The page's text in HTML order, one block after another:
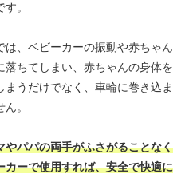
。
、ベビーカーの振動や赤ちゃん
ちてしまい、赤ちゃんの身体を
うだけでなく、車輪に巻き込ま
。
パパの両手がふさがることなく
カーで使用すれば、安全で快適に